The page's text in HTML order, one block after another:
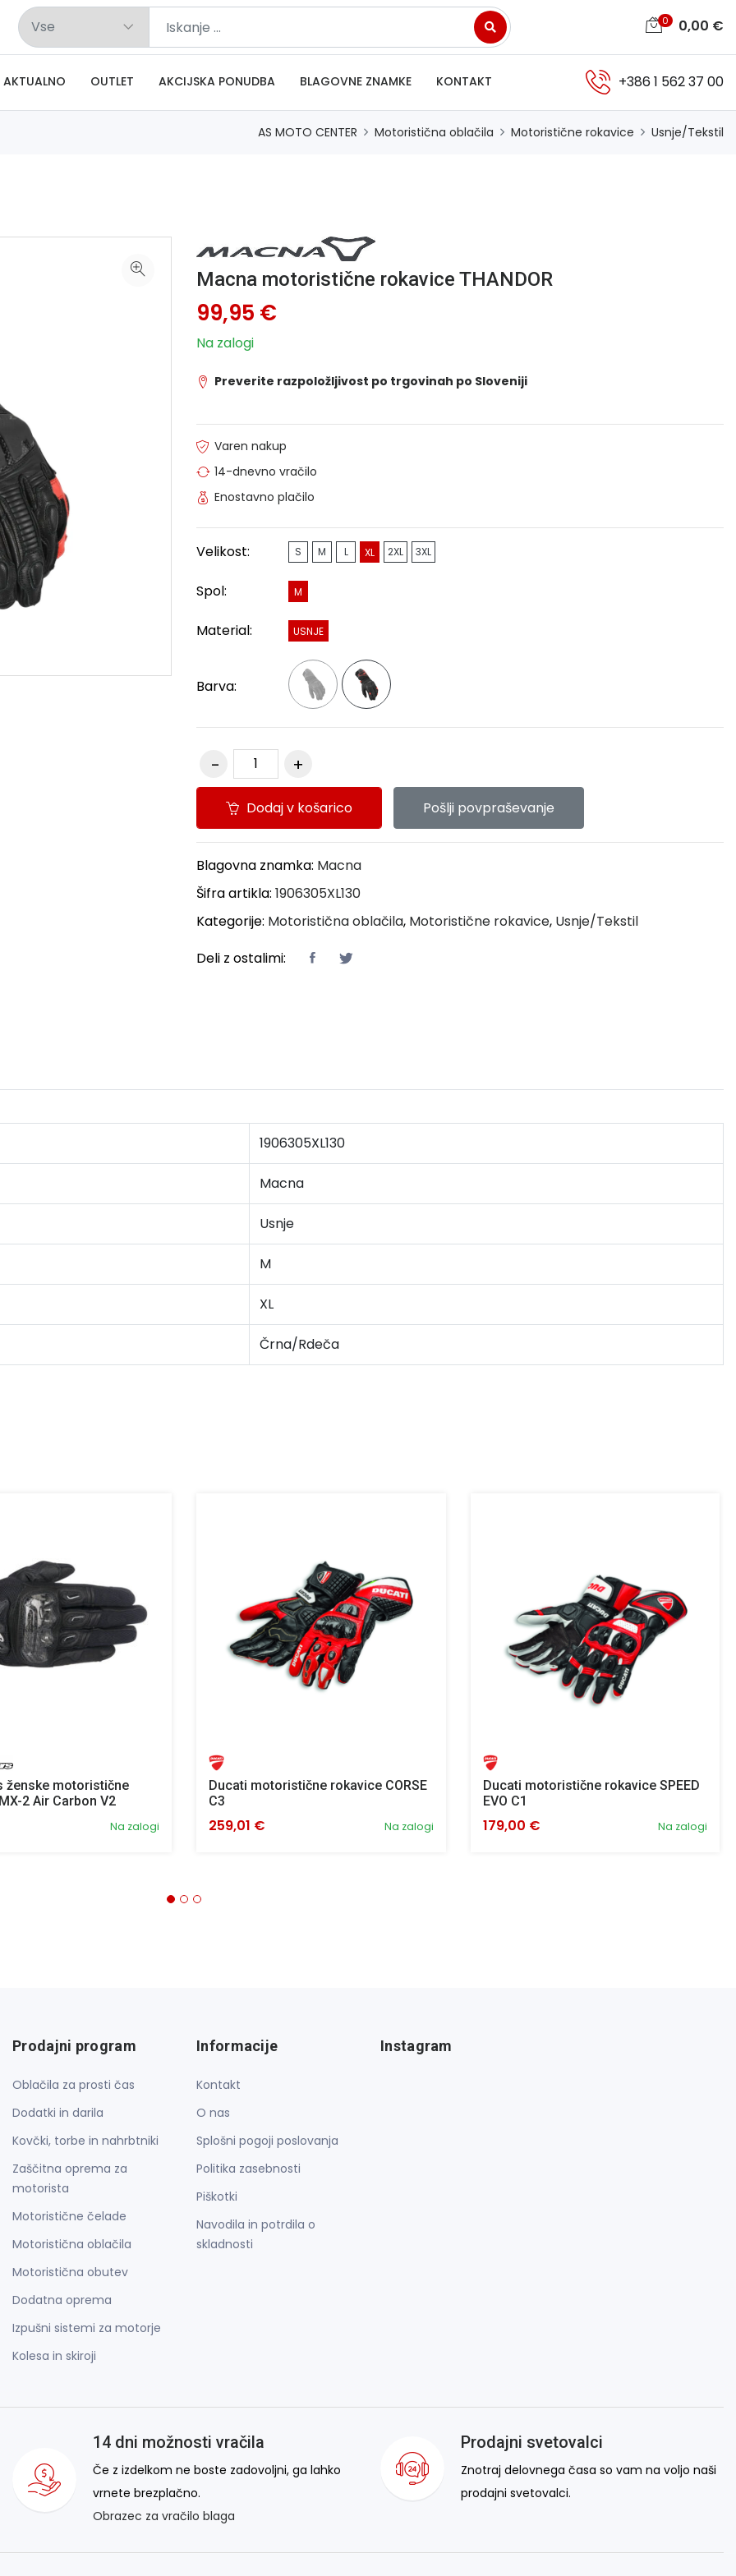
0 0,00 €
AKTUALNO OUTLET AKCIJSKA PONUDBA BLAGOVNE ZNAMKE KONTAKT +386 1 562 37 00
AS MOTO CENTER Motoristična oblačila Motoristične rokavice Usnje/Tekstil
Macna motoristične rokavice THANDOR
99,95 €
Na zalogi
Preverite razpoložljivost po trgovinah po Sloveniji
Varen nakup
14-dnevno vračilo
Enostavno plačilo
Velikost: S M L XL 2XL 3XL
Spol: M
Material: USNJE
Barva:
Dodaj v košarico Pošlji povpraševanje
Blagovna znamka: Macna
Šifra artikla: 1906305XL130
Kategorije: Motoristična oblačila, Motoristične rokavice, Usnje/Tekstil
Deli z ostalimi:
1906305XL130
Macna
Usnje
M
XL
Črna/Rdeča
ženske motoristične
2 Air Carbon V2
Na zalogi
Ducati motoristične rokavice CORSE
C3
Na zalogi
259,01 €
Ducati motoristične rokavice SPEED
EVO C1
Na zalogi
179,00 €
Prodajni program
Oblačila za prosti čas
Dodatki in darila
Kovčki, torbe in nahrbtniki
Zaščitna oprema za
motorista
Motoristične čelade
Motoristična oblačila
Motoristična obutev
Dodatna oprema
Izpušni sistemi za motorje
Kolesa in skiroji
Informacije
Kontakt
O nas
Splošni pogoji poslovanja
Politika zasebnosti
Piškotki
Navodila in potrdila o
skladnosti
Instagram
14 dni možnosti vračila
Če z izdelkom ne boste zadovoljni, ga lahko
vrnete brezplačno.
Obrazec za vračilo blaga
Prodajni svetovalci
Znotraj delovnega časa so vam na voljo naši
prodajni svetovalci.